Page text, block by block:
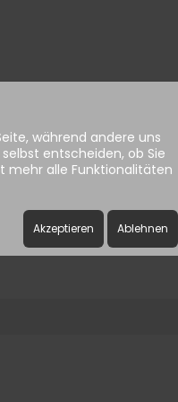
während andere uns
entscheiden, ob Sie
mehr alle Funktionalitäten
Akzeptieren Ablehnen